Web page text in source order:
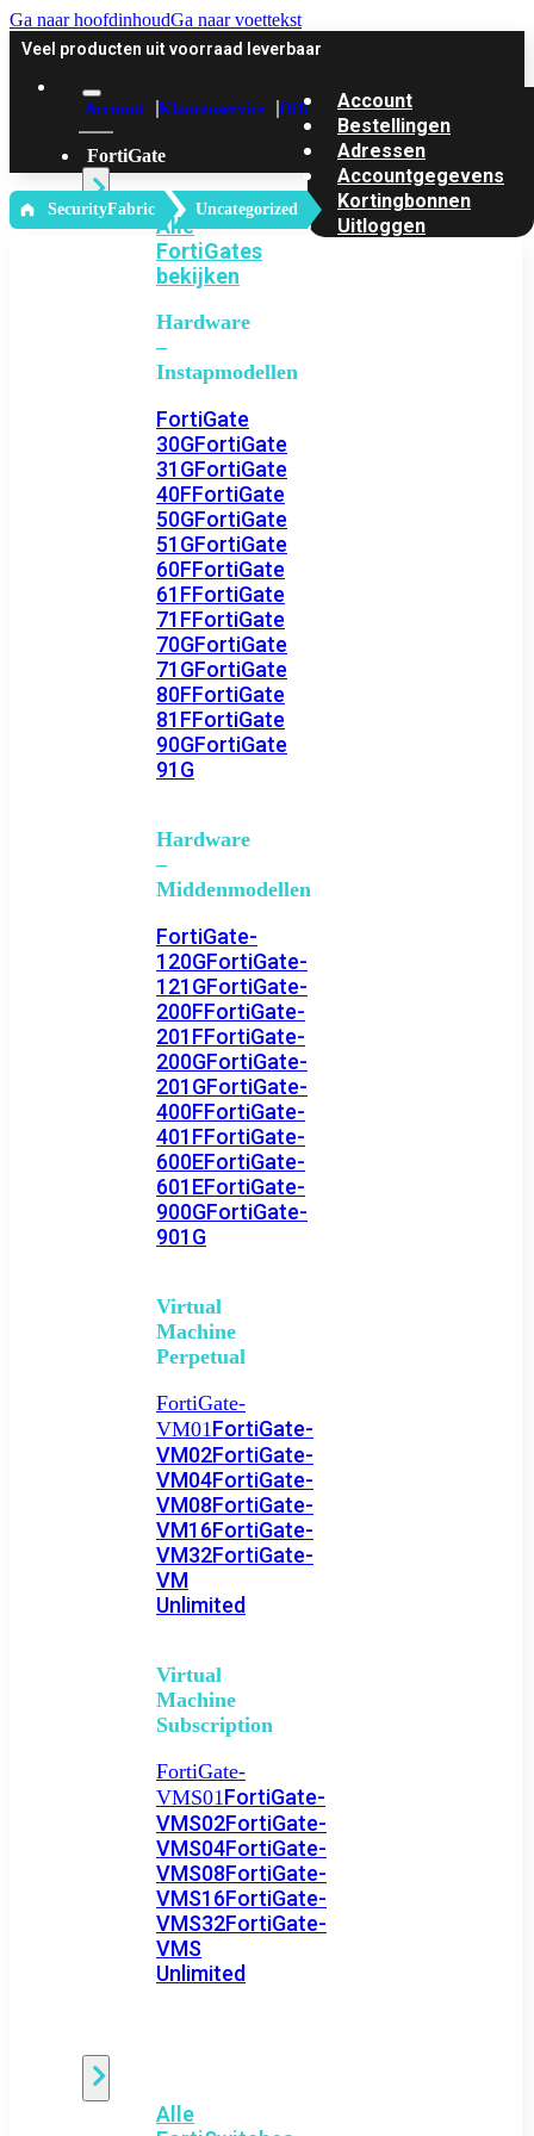
Ga naar hoofdinhoudGa naar voettekst
Veel producten uit voorraad leverbaar
Account Klantenservice Offerte
FortiGate
Alle
FortiGates
bekijken
Hardware
–
Instapmodellen
FortiGate
30GFortiGate
31GFortiGate
40FFortiGate
50GFortiGate
51GFortiGate
60FFortiGate
61FFortiGate
71FFortiGate
70GFortiGate
71GFortiGate
80FFortiGate
81FFortiGate
90GFortiGate
91G
Hardware
–
Middenmodellen
FortiGate-
120GFortiGate-
121GFortiGate-
200FFortiGate-
201FFortiGate-
200GFortiGate-
201GFortiGate-
400FFortiGate-
401FFortiGate-
600EFortiGate-
601EFortiGate-
900GFortiGate-
901G
Virtual
Machine
Perpetual
FortiGate-
VM01FortiGate-
VM02FortiGate-
VM04FortiGate-
VM08FortiGate-
VM16FortiGate-
VM32FortiGate-
VM
Unlimited
Virtual
Machine
Subscription
FortiGate-
VMS01FortiGate-
VMS02FortiGate-
VMS04FortiGate-
VMS08FortiGate-
VMS16FortiGate-
VMS32FortiGate-
VMS
Unlimited
Alle
Account
Bestellingen
Adressen
Accountgegevens
Kortingbonnen
Uitloggen
‎ SecurityFabric Uncategorized